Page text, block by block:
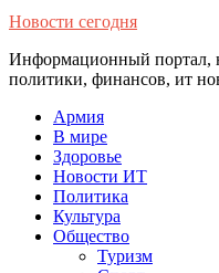
Новости сегодня
Информационный портал,
политики, финансов, ит
Армия
В мире
Здоровье
Новости ИТ
Политика
Культура
Общество
Туризм